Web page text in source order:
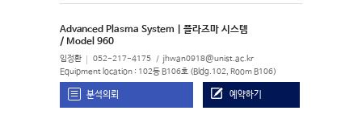
Advanced Plasma System | 플라즈마 시스템
/ Model 960
임정환 052-217-4175 jhwan0918@unist.ac.kr
Equipment location : 102동 B106호 (Bldg.102, Room B106)
분석의뢰 예약하기